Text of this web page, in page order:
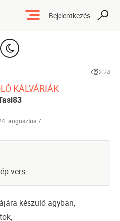
Bejelentkezés
24
KÁLVÁRIÁK
augusztus 7.
vers
készülő agyban,